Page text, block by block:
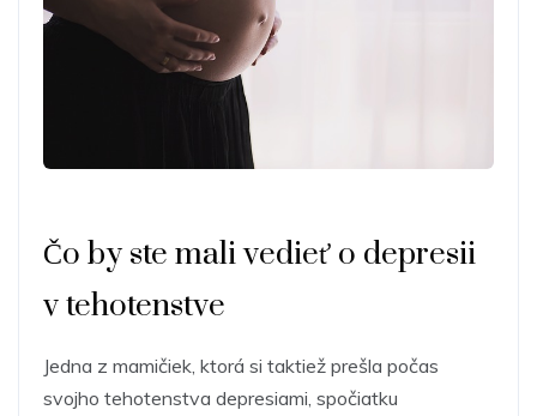
Čo by ste mali vedieť o depresii
v tehotenstve
Jedna z mamičiek, ktorá si taktiež prešla počas
svojho tehotenstva depresiami, spočiatku